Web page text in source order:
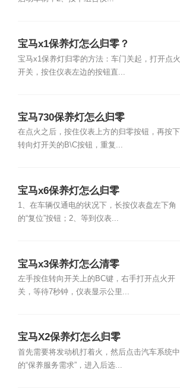
宝马x1保养灯怎么归零？
宝马x1保养灯归零的方法：车门关起，打开点火
开关，按住仪表左边的按钮直...
宝马730保养灯怎么归零
在点火之后，按住仪表上方的归零按钮，再按下
转向灯开关的B\C按钮，重复...
宝马x6保养灯怎么归零
1、在车辆仅通电的状况下，长按仪表盘左下角
的“复位”按钮；2、等到仪表...
宝马x3保养灯怎么清零
左手按住转向开关上的BC键，右手打开点火开
关，等待7秒钟，仪表显示公里...
宝马X2保养灯怎么归零
首先需要将发动机打着火，然后点击汽车系统中
的“保养服务需求”，进入后选...